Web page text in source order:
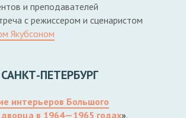
и преподавателей
с режиссером и сценаристом
Якубсоном
ПЕТЕРБУРГ
интерьеров Большого
дворца в 1964—1965 годах».